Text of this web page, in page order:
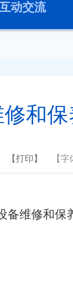
动交流
和
【打印】 【字
维修和